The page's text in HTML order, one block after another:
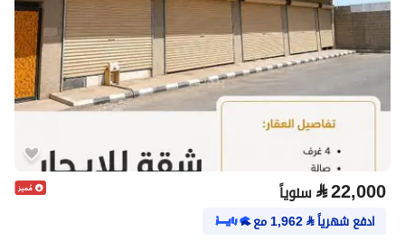
⃁22,000 سنوياً
ادفع شهرياً⃁
1,962مع